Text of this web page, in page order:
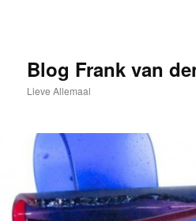
inhoud
inhoudBlog Frank van
Lieve Allemaal